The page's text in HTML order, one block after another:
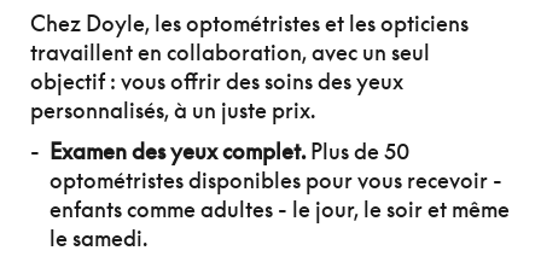
Chez Doyle, les optométristes et les opticiens
travaillent en collaboration, avec un seul
objectif : vous offrir des soins des yeux
personnalisés, à un juste prix.
Examen des yeux complet.Plus de 50
optométristes disponibles pour vous recevoir -
enfants comme adultes - le jour, le soir et même
le samedi.